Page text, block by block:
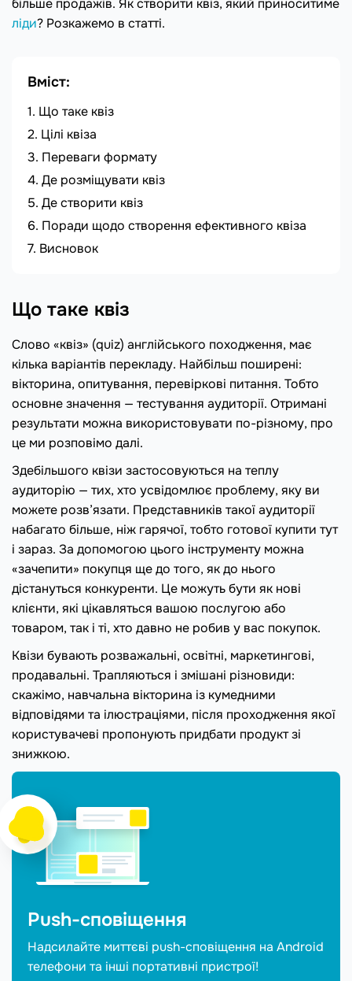
більше продажів. Як створити квіз, який приноситиме
ліди? Розкажемо в статті.
Вміст:
Що таке квіз
Цілі квіза
Переваги формату
Де розміщувати квіз
Де створити квіз
Поради щодо створення ефективного квіза
Висновок
Що таке квіз
Слово «квіз» (quiz) англійського походження, має
кілька варіантів перекладу. Найбільш поширені:
вікторина, опитування, перевіркові питання. Тобто
основне значення — тестування аудиторії. Отримані
результати можна використовувати по-різному, про
це ми розповімо далі.
Здебільшого квізи застосовуються на теплу
аудиторію — тих, хто усвідомлює проблему, яку ви
можете розв’язати. Представників такої аудиторії
набагато більше, ніж гарячої, тобто готової купити тут
і зараз. За допомогою цього інструменту можна
«зачепити» покупця ще до того, як до нього
дістануться конкуренти. Це можуть бути як нові
клієнти, які цікавляться вашою послугою або
товаром, так і ті, хто давно не робив у вас покупок.
Квізи бувають розважальні, освітні, маркетингові,
продавальні. Трапляються і змішані різновиди:
скажімо, навчальна вікторина із кумедними
відповідями та ілюстраціями, після проходження якої
користувачеві пропонують придбати продукт зі
знижкою.
Push-сповіщення
Надсилайте миттєві push-сповіщення на Android
телефони та інші портативні пристрої!